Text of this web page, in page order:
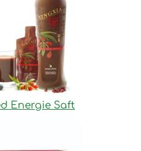
Energie Saft